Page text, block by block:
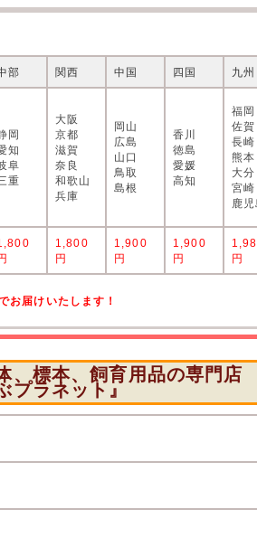
部 関西 中国 四国 九州
岡
知
阜
重
大阪
京都
滋賀
奈良
和歌山
兵庫
岡山
広島
山口
鳥取
島根
香川
徳島
愛媛
高知
福岡
佐賀
長崎
熊本
大分
宮崎
鹿児
1,800
円
1,900
円
1,900
円
円
お届けいたします！
、標本、飼育用品の専門店
ネット』